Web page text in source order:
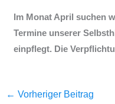
Im Monat April suchen
Termine unserer
einpflegt. Die
← Vorheriger Beitrag